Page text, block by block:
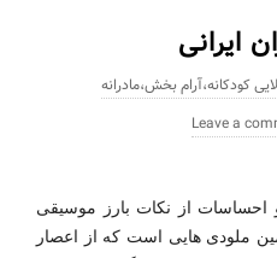
ایرانی
کودکانه،آرام بخش،مادرانه
Leave a
احساسات از نکات بارز موسیقی
ملودی هایی است که از اعصار